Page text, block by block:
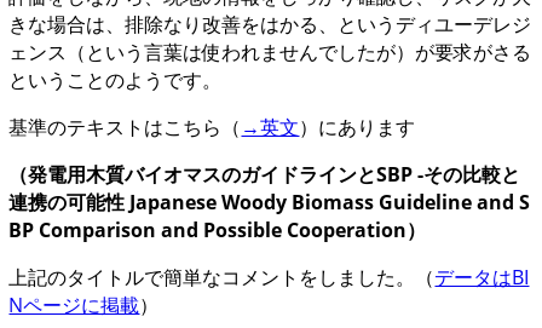
きな場合は、排除なり改善をはかる、というディユーデレジ
ェンス（という言葉は使われませんでしたが）が要求がさる
ということのようです。
基準のテキストはこちら（ →英文）にあります
（発電用木質バイオマスのガイドラインとSBP -その比較と
連携の可能性 Japanese Woody Biomass Guideline and S
BP Comparison and Possible Cooperation）
上記のタイトルで簡単なコメントをしました。（データはBI
Nページに掲載）